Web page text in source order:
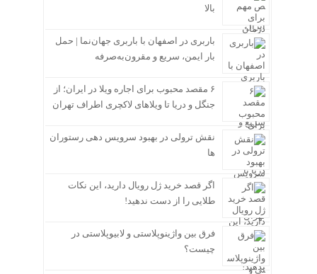
بالا
باربری در اصفهان با باربری جهان‌نما | حمل
بار ایمن، سریع و مقرون‌به‌صرفه
۶ مقصد محبوب برای اجاره ویلا در ایران؛ از
جنگل و دریا تا ویلاهای لاکچری اطراف تهران
نقش ترولی در بهبود سرویس دهی رستوران
ها
اگر قصد خرید ژل رویال دارید، این نکات
طلایی را از دست ندهید!
فرق بین واژینوپلاستی و لابیوپلاستی در
چیست؟